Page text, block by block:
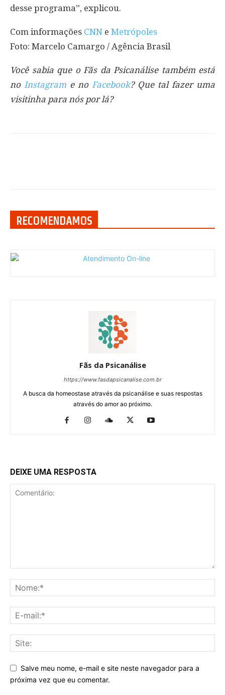
desse programa”, explicou.
Com informações CNN e Metrópoles
Foto: Marcelo Camargo / Agência Brasil
Você sabia que o Fãs da Psicanálise também está
no Instagrame no Facebook? Que tal fazer uma
visitinha para nós por lá?
RECOMENDAMOS
Fãs da Psicanálise
https://www.fasdapsicanalise.com.br
A busca da homeostase através da psicanálise e suas respostas
através do amor ao próximo.
DEIXE UMA RESPOSTA
Salve meu nome, e-mail e site neste navegador para a
próxima vez que eu comentar.